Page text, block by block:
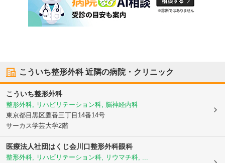
こういち整形外科近隣の病院・クリニック
こういち整形外科
整形外科, リハビリテーション科, 脳神経内科
東京都目黒区鷹番三丁目14番14号
サーカス学芸大学2階
医療法人社団はくじ会川口整形外科眼科
整形外科, リハビリテーション科, リウマチ科, ...